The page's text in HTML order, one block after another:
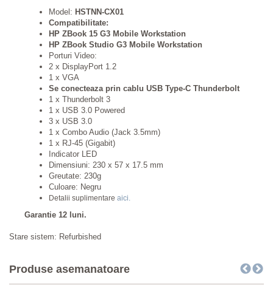
Model: HSTNN-CX01
Compatibilitate:
HP ZBook 15 G3 Mobile Workstation
HP ZBook Studio G3 Mobile Workstation
Porturi Video:
2 x DisplayPort 1.2
1 x VGA
Se conecteaza prin cablu USB Type-C Thunderbolt
1 x Thunderbolt 3
1 x USB 3.0 Powered
3 x USB 3.0
1 x Combo Audio (Jack 3.5mm)
1 x RJ-45 (Gigabit)
Indicator LED
Dimensiuni: 230 x 57 x 17.5 mm
Greutate: 230g
Culoare: Negru
Detalii suplimentare aici.
Garantie 12 luni.
Stare sistem: Refurbished
Produse asemanatoare